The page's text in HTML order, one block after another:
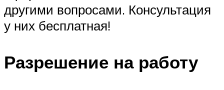
другими вопросами. Консультация
у них бесплатная!
Разрешение на работу